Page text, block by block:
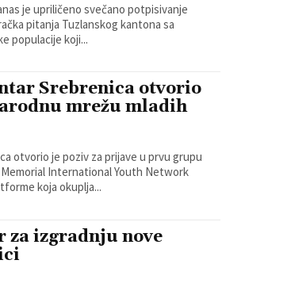
je upriličeno svečano potpisivanje
pitanja Tuzlanskog kantona sa
populacije koji...
Srebrenica otvorio
mrežu mladih
otvorio je poziv za prijave u prvu grupu
International Youth Network
koja okuplja...
za izgradnju nove